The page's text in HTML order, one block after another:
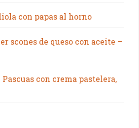
con papas al horno
scones de queso con aceite –
Pascuas con crema pastelera,